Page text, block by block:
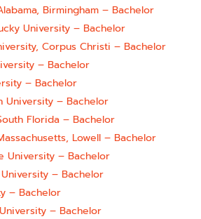
Birmingham – Bachelor
University – Bachelor
Corpus Christi – Bachelor
– Bachelor
– Bachelor
University – Bachelor
Florida – Bachelor
Lowell – Bachelor
University – Bachelor
– Bachelor
– Bachelor
– Bachelor